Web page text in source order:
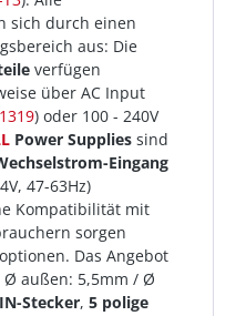
sich durch einen
aus: Die
verfügen
über AC Input
) oder 100 - 240V
Power Supplies sind
Eingang
47-63Hz)
Kompatibilität mit
sorgen
Das Angebot
Ø außen: 5,5mm / Ø
Stecker, 5 polige